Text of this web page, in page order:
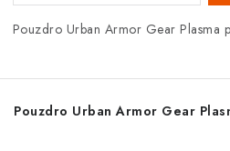
Pouzdro Urban Armor Gear Plasma
Pouzdro Urban Armor Gear